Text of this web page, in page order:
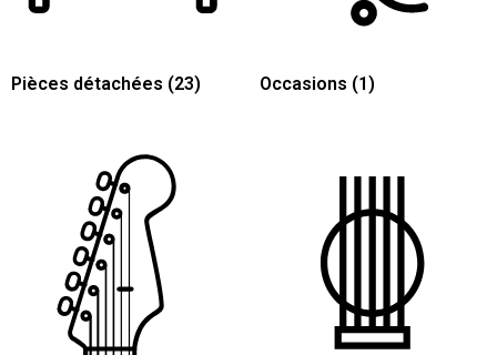
Pièces détachées (23) Occasions (1)